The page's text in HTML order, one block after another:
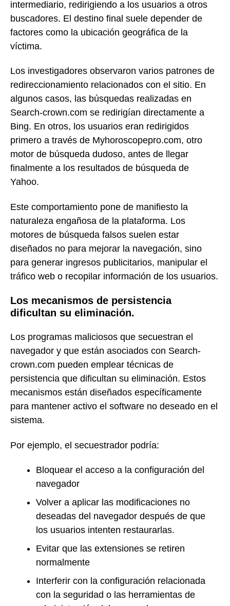
intermediario, redirigiendo a los usuarios a otros
buscadores. El destino final suele depender de
factores como la ubicación geográfica de la
víctima.
Los investigadores observaron varios patrones de
redireccionamiento relacionados con el sitio. En
algunos casos, las búsquedas realizadas en
Search-crown.com se redirigían directamente a
Bing. En otros, los usuarios eran redirigidos
primero a través de Myhoroscopepro.com, otro
motor de búsqueda dudoso, antes de llegar
finalmente a los resultados de búsqueda de
Yahoo.
Este comportamiento pone de manifiesto la
naturaleza engañosa de la plataforma. Los
motores de búsqueda falsos suelen estar
diseñados no para mejorar la navegación, sino
para generar ingresos publicitarios, manipular el
tráfico web o recopilar información de los usuarios.
Los mecanismos de persistencia
dificultan su eliminación.
Los programas maliciosos que secuestran el
navegador y que están asociados con Search-
crown.com pueden emplear técnicas de
persistencia que dificultan su eliminación. Estos
mecanismos están diseñados específicamente
para mantener activo el software no deseado en el
sistema.
Por ejemplo, el secuestrador podría:
Bloquear el acceso a la configuración del
navegador
Volver a aplicar las modificaciones no
deseadas del navegador después de que
los usuarios intenten restaurarlas.
Evitar que las extensiones se retiren
normalmente
Interferir con la configuración relacionada
con la seguridad o las herramientas de